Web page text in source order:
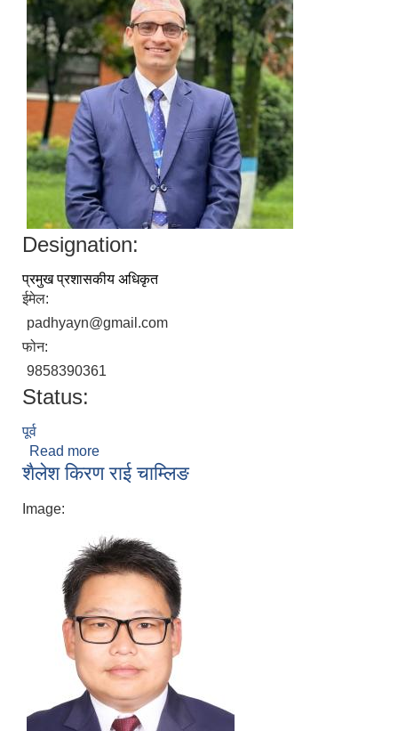
Designation:
प्रमुख प्रशासकीय अधिकृत
ईमेल:
padhyayn@gmail.com
फोन:
9858390361
Status:
पूर्व
Read more
शैलेश किरण राई चाम्लिङ
Image: